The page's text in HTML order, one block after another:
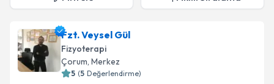
Fzt. Veysel Gül
Fizyoterapi
Çorum, Merkez
5 (5 Değerlendirme)